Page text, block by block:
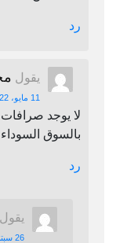
رد
يقول
11 مايو، 2022 الساعة 5:36 م
لا يوجد صرافات
بالسوق السوداء
رد
يقول
26 سبتمبر، 2022 الساعة 10:48 ص